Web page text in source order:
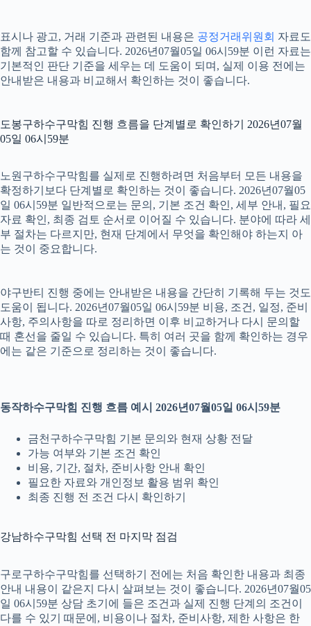
표시나 광고, 거래 기준과 관련된 내용은 공정거래위원회 자료도
함께 참고할 수 있습니다. 2026년07월05일 06시59분 이런 자료는
기본적인 판단 기준을 세우는 데 도움이 되며, 실제 이용 전에는
안내받은 내용과 비교해서 확인하는 것이 좋습니다.
도봉구하수구막힘 진행 흐름을 단계별로 확인하기 2026년07월
05일 06시59분
노원구하수구막힘를 실제로 진행하려면 처음부터 모든 내용을
확정하기보다 단계별로 확인하는 것이 좋습니다. 2026년07월05
일 06시59분 일반적으로는 문의, 기본 조건 확인, 세부 안내, 필요
자료 확인, 최종 검토 순서로 이어질 수 있습니다. 분야에 따라 세
부 절차는 다르지만, 현재 단계에서 무엇을 확인해야 하는지 아
는 것이 중요합니다.
야구반티 진행 중에는 안내받은 내용을 간단히 기록해 두는 것도
도움이 됩니다. 2026년07월05일 06시59분 비용, 조건, 일정, 준비
사항, 주의사항을 따로 정리하면 이후 비교하거나 다시 문의할
때 혼선을 줄일 수 있습니다. 특히 여러 곳을 함께 확인하는 경우
에는 같은 기준으로 정리하는 것이 좋습니다.
동작하수구막힘 진행 흐름 예시 2026년07월05일 06시59분
금천구하수구막힘 기본 문의와 현재 상황 전달
가능 여부와 기본 조건 확인
비용, 기간, 절차, 준비사항 안내 확인
필요한 자료와 개인정보 활용 범위 확인
최종 진행 전 조건 다시 확인하기
강남하수구막힘 선택 전 마지막 점검
구로구하수구막힘를 선택하기 전에는 처음 확인한 내용과 최종
안내 내용이 같은지 다시 살펴보는 것이 좋습니다. 2026년07월05
일 06시59분 상담 초기에 들은 조건과 실제 진행 단계의 조건이
다를 수 있기 때문에, 비용이나 절차, 준비사항, 제한 사항은 한